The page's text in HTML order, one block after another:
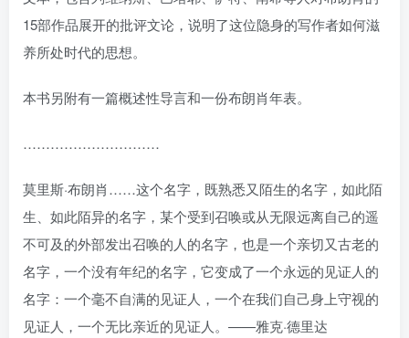
15部作品展开的批评文论，说明了这位隐身的写作者如何滋
养所处时代的思想。
本书另附有一篇概述性导言和一份布朗肖年表。
…………………………
莫里斯·布朗肖……这个名字，既熟悉又陌生的名字，如此陌
生、如此陌异的名字，某个受到召唤或从无限远离自己的遥
不可及的外部发出召唤的人的名字，也是一个亲切又古老的
名字，一个没有年纪的名字，它变成了一个永远的见证人的
名字：一个毫不自满的见证人，一个在我们自己身上守视的
见证人，一个无比亲近的见证人。——雅克·德里达